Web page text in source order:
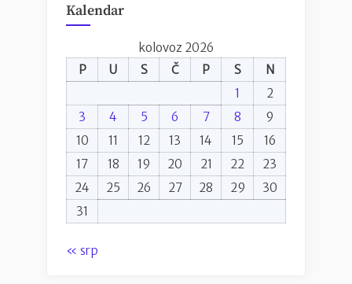
Kalendar
kolovoz 2026
P
U S Č P S
N
1
2
3
4 5 6 7 8
9
10
11 12 13 14 15
16
17
18 19 20 21 22
23
24
25 26 27 28 29
30
31
« srp